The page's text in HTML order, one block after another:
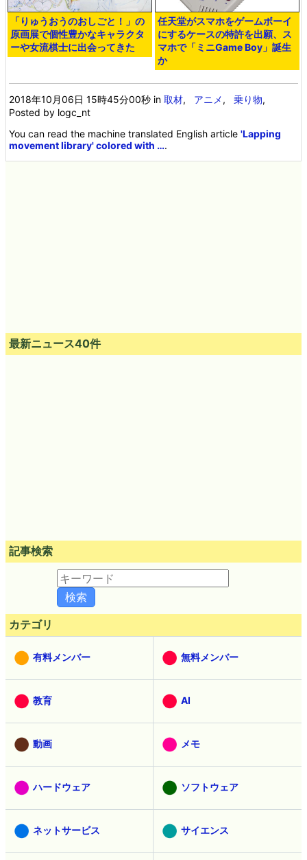
「りゅうおうのおしごと！」の
原画展で個性豊かなキャラクタ
ーや女流棋士に出会ってきた
任天堂がスマホをゲームボーイ
にするケースの特許を出願、ス
マホで「ミニGame Boy」誕生
か
2018年10月06日 15時45分00秒 in取材, アニメ,乗り物,
Posted by logc_nt
You can read the machine translated English article'Lapping
movement library' colored with ….
最新ニュース40件
記事検索
カテゴリ
有料メンバー 無料メンバー
教育 AI
動画 メモ
ハードウェア ソフトウェア
ネットサービス サイエンス